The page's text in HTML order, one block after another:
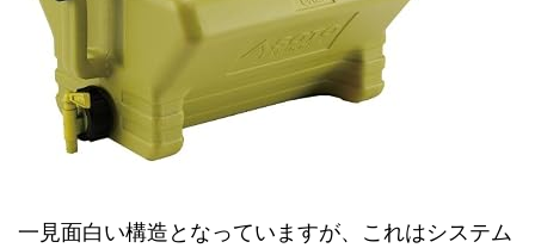
一見面白い構造となっていますが、これはシステム